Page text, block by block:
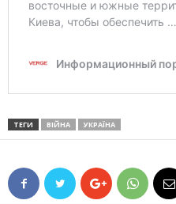
ТЕГИ ВІЙНА УКРАЇНА